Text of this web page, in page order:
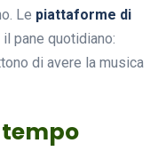
Le piattaforme di
pane quotidiano:
di avere la musica
tempo